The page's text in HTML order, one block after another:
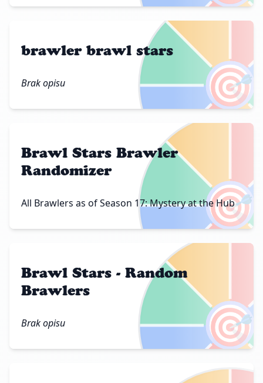
🎯
brawler brawl stars
Brak opisu
🎯
Brawl Stars Brawler
Randomizer
All Brawlers as of Season 17: Mystery at the Hub
🎯
Brawl Stars - Random
Brawlers
Brak opisu